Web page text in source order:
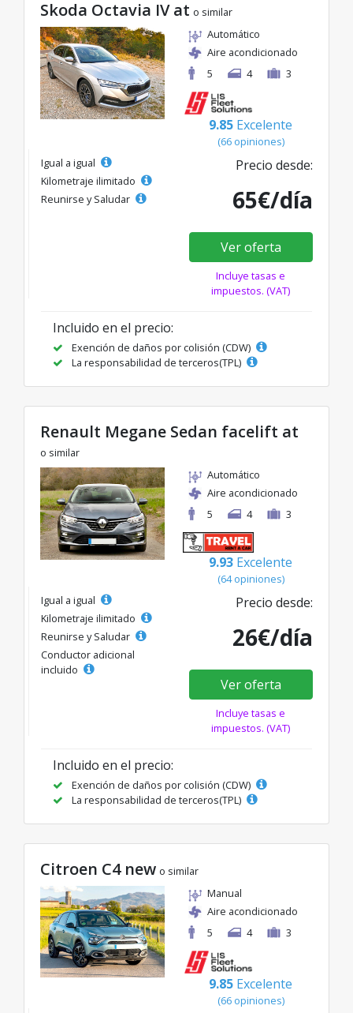
Skoda Octavia IV at o similar
Automático
Aire acondicionado
5
4 3
9.85 Excelente
(66 opiniones)
Igual a igual
Kilometraje ilimitado
Reunirse y Saludar
Precio desde:
65€/día
Ver oferta
Incluye tasas e
impuestos. (VAT)
Incluido en el precio:
Exención de daños por colisión (CDW)
La responsabilidad de terceros(TPL)
Renault Megane Sedan facelift at
o similar
Automático
Aire acondicionado
5
4 3
9.93 Excelente
(64 opiniones)
Igual a igual
Kilometraje ilimitado
Reunirse y Saludar
Conductor adicional
incluido
Precio desde:
26€/día
Ver oferta
Incluye tasas e
impuestos. (VAT)
Incluido en el precio:
Exención de daños por colisión (CDW)
La responsabilidad de terceros(TPL)
Citroen C4 new o similar
Manual
Aire acondicionado
5
4 3
9.85 Excelente
(66 opiniones)